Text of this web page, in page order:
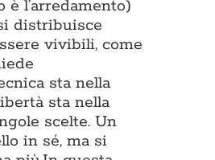
l’arredamento)
distribuisce
vivibili, come
sta nella
sta nella
scelte. Un
in sé, ma si